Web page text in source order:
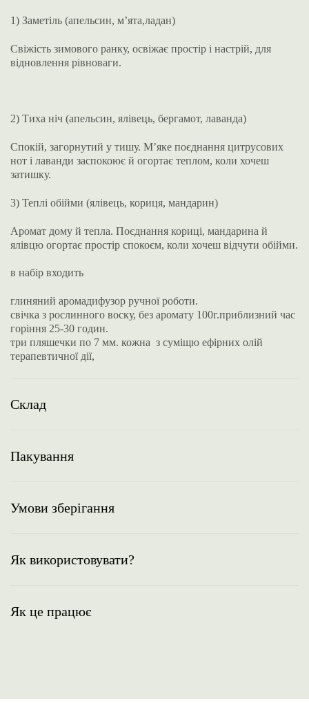
1) Заметіль (апельсин, м’ята,ладан)
Свіжість зимового ранку, освіжає простір і настрій, для
відновлення рівноваги.
2) Тиха ніч (апельсин, ялівець, бергамот, лаванда)
Спокій, загорнутий у тишу. М’яке поєднання цитрусових
нот і лаванди заспокоює й огортає теплом, коли хочеш
затишку.
3) Теплі обійми (ялівець, кориця, мандарин)
Аромат дому й тепла. Поєднання кориці, мандарина й
ялівцю огортає простір спокоєм, коли хочеш відчути обійми.
в набір входить
глиняний аромадифузор ручної роботи.
свічка з рослинного воску, без аромату 100г.приблизний час
горіння 25-30 годин.
три пляшечки по 7 мм. кожна з суміщю ефірних олій
терапевтичної дії,
Склад
Пакування
Умови зберігання
Як використовувати?
Як це працює